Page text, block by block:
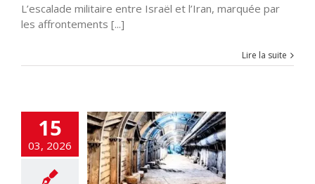
L’escalade militaire entre Israël et l’Iran, marquée par
les affrontements [...]
Lire la suite
15
03, 2026
DES PÈLERINS
LE TEMPLE DE